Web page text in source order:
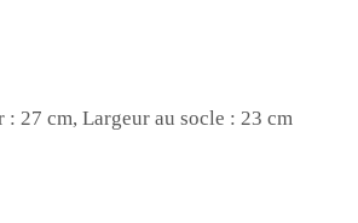
27 cm, Largeur au socle : 23 cm